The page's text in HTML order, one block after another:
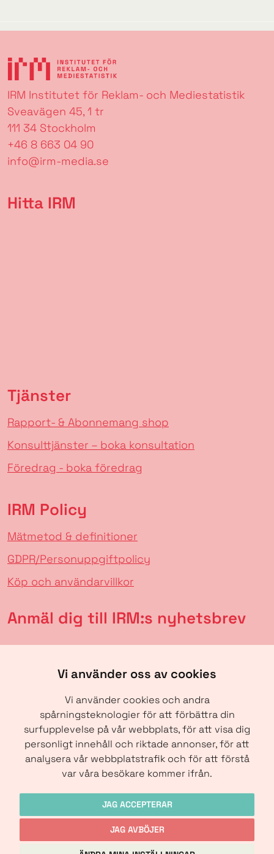
Vi använder oss av cookies
Vi använder cookies och andra
spårningsteknologier för att förbättra din
surfupplevelse på vår webbplats, för att visa dig
personligt innehåll och riktade annonser, för att
analysera vår webbplatstrafik och för att förstå
var våra besökare kommer ifrån.
JAG ACCEPTERAR
JAG AVBÖJER
IRM Institutet för Reklam- och Mediestatistik
Sveavägen 45, 1 tr
111 34 Stockholm
+46 8 663 04 90
info@irm-media.se
Hitta IRM
Tjänster
Rapport- & Abonnemang shop
Konsulttjänster – boka konsultation
Föredrag - boka föredrag
IRM Policy
Mätmetod & definitioner
GDPR/Personuppgiftpolicy
Köp och användarvillkor
Anmäl dig till IRM:s nyhetsbrev
SKICKA